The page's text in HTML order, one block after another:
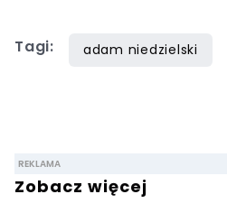
Tagi: adam niedzielski